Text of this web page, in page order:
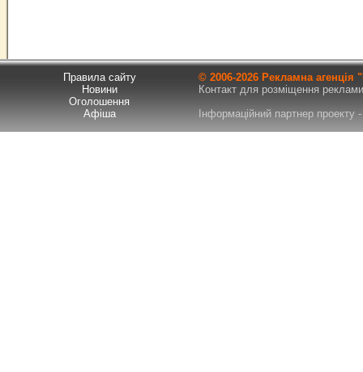
Правила сайту
Новини
Оголошення
Афіша
© 2006-2026 Рекламна
Контакт для розміщення
Інформаційний партнер проекту